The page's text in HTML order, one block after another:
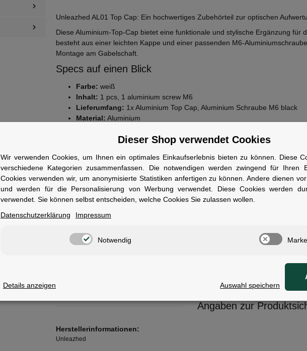
Unleazhed AL01 Top Cap: Ein hochwertiges Zubehörteil zur optischen
Diese Aluminium-Top-Cap bietet eine funktionale und stylische Ergänzung für
besteht aus einer leichten Kappe und einer passenden M6-
Montage am Gabelschaft.
Specs auf einen Blick
Farbe: weiß
Inhalt: 1 pcs, 1 aluminium screw M6
Lieferumfang: 1x Aluminium Top Cap, Aluminium Schraube M6 black
Material: Aluminium
Ideal für Fahrer, die ihr Bike durch gezieltes Zubehör optisch individualisieren
Merkmale
1x Aluminium Top Cap, Aluminium Schraube M6
Angaben zur
Herstellerinformationen:
Unleazhed
Dieser Shop verwendet Cookies
Wir verwenden Cookies, um Ihnen ein optimales Einkaufserlebnis bieten zu können. Diese
verschiedene Kategorien zusammenfassen. Die notwendigen werden zwingend für Ihren
Cookies verwenden wir, um anonymisierte Statistiken anfertigen zu können. Andere dienen
und werden für die Personalisierung von Werbung verwendet. Diese Cookies werden
verwendet. Sie können selbst entscheiden, welche Cookies Sie zulassen wollen.
Datenschutzerklärung
Impressum
Notwendig
Details anzeigen Auswahl speichern